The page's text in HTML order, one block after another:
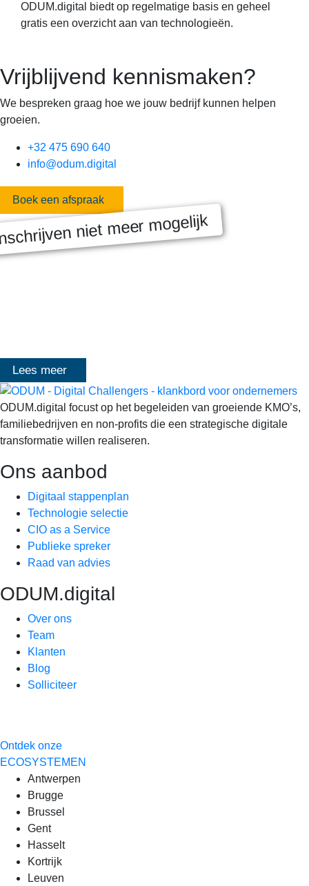
ODUM.digital biedt op regelmatige basis en geheel
gratis een overzicht aan van technologieën.
Vrijblijvend kennismaken?
We bespreken graag hoe we jouw bedrijf kunnen helpen
groeien.
+32 475 690 640
info@odum.digital
Boek een afspraak
niet meer mogelijk
MASTERCLASS 2025
Lees meer
ODUM.digital focust op het begeleiden van groeiende KMO’s,
familiebedrijven en non-profits die een strategische digitale
transformatie willen realiseren.
Ons aanbod
Digitaal stappenplan
Technologie selectie
CIO as a Service
Publieke spreker
Raad van advies
ODUM.digital
Over ons
Team
Klanten
Blog
Solliciteer
Ontdek onze
ECOSYSTEMEN
Antwerpen
Brugge
Brussel
Gent
Hasselt
Kortrijk
Leuven